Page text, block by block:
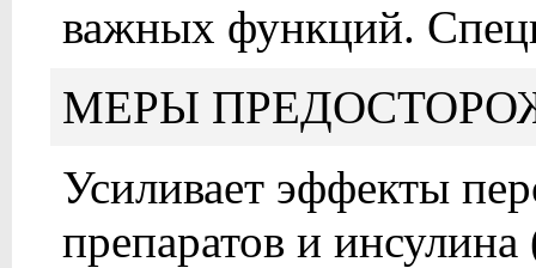
важных функций.
МЕРЫ
Усиливает эффекты
препаратов и